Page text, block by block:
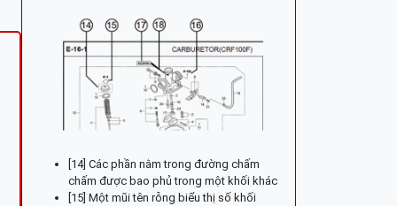
[14] Các phần nằm trong đường chấm
chấm được bao phủ trong một khối khác
[15] Một mũi tên rỗng biểu thị số khối